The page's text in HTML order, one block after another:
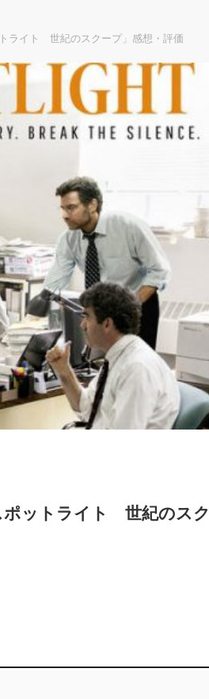
ライト 世紀のスクープ」感想・評価
ポットライト 世紀のスク